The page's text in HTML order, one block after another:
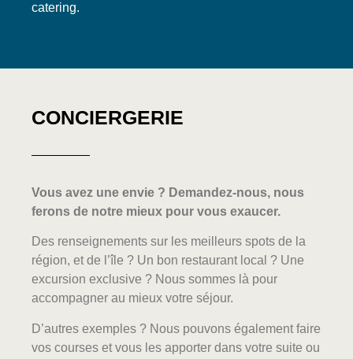
catering.
CONCIERGERIE
Vous avez une envie ? Demandez-nous, nous
ferons de notre mieux pour vous exaucer.
Des renseignements sur les meilleurs spots de la
région, et de l’île ? Un bon restaurant local ? Une
excursion exclusive ? Nous sommes là pour
accompagner au mieux votre séjour.
D’autres exemples ? Nous pouvons également faire
vos courses et vous les apporter dans votre suite ou